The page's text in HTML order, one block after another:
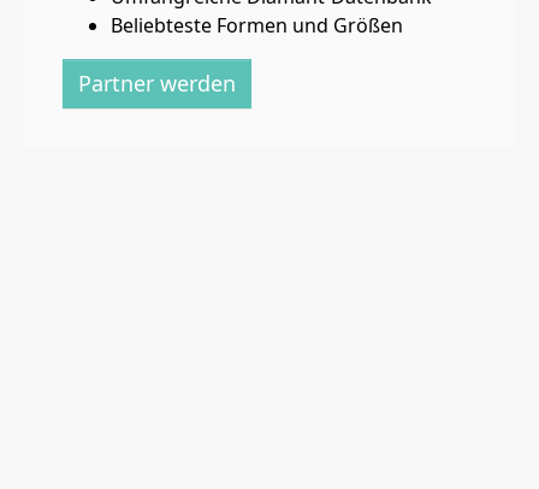
Beliebteste Formen und Größen
Partner werden